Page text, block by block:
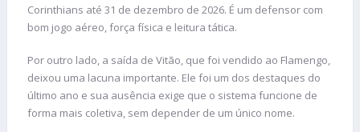
Corinthians até 31 de dezembro de 2026. É um defensor com
bom jogo aéreo, força física e leitura tática.
Por outro lado, a saída de Vitão, que foi vendido ao Flamengo,
deixou uma lacuna importante. Ele foi um dos destaques do
último ano e sua ausência exige que o sistema funcione de
forma mais coletiva, sem depender de um único nome.